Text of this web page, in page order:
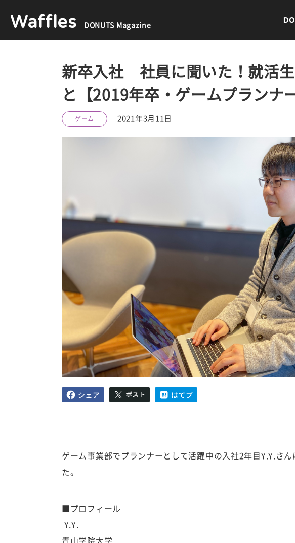
Waffles DONUTS Magazine
新卒入社 社員に聞いた！就活
と【2019年卒・ゲームプランナ
ゲーム 2021年3月11日
ゲーム事業部でプランナーとして活躍中の入社2年目Y.Y.さ
た。
■プロフィール
Y.Y.
青山学院大学